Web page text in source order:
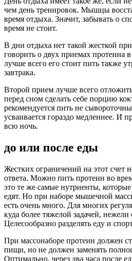
чем день тренировок. Мышцы
время отдыха. Значит, забывать о
время не стоит.
В дни отдыха нет такой жесткой
говорить о двух приемах протеина
лучше всего его стоит пить также
завтрака.
Второй прием лучше всего
перед сном сделать себе порцию
рекомендуется пить не
усваивается гораздо медленнее. И
всю ночь.
до или после еды
Жестких ограничений на этот счет
ответа. Можно пить протеин во
это те же самые нутриенты,
едят. Но при наборе мышечной
есть очень много. Для многих
куда более тяжелой задачей,
Целесообразно разделять еду и
При массонаборе протеин должен
пищи, но не должен заменять
Оптимально, через два часа после